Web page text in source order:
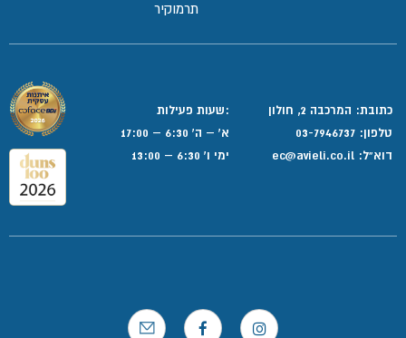
תרמוקיר
כתובת: המרכבה 2, חולון
טלפון: 03-7946737
דוא”ל:
:שעות פעילות
א' – ה' 6:30 – 17:00
ימי ו' 6:30 – 13:00